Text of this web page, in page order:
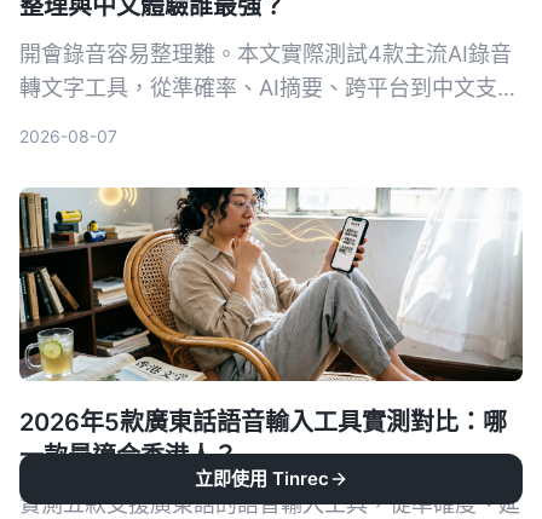
整理與中文體驗誰最強？
開會錄音容易整理難。本文實際測試4款主流AI錄音
轉文字工具，從準確率、AI摘要、跨平台到中文支
2026-08-07
2026年5款廣東話語音輸入工具實測對比：哪
一款最適合香港人？
實測五款支援廣東話的語音輸入工具，從準確度、延
立即使用 Tinrec